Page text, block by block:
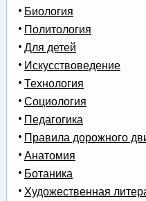
Биология
Политология
Для детей
Искусствоведение
Технология
Социология
Педагогика
Правила дорожного
Анатомия
Ботаника
Художественная